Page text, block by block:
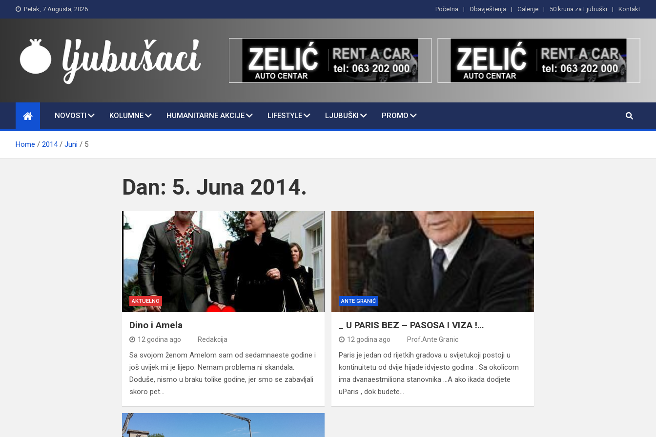
to
Petak, 7 Augusta, 2026 Početna Obavještenja Galerije 50 kruna za Ljubuški Kontakt
Ljubušaci
NOVOSTI KOLUMNE HUMANITARNE AKCIJE LIFESTYLE LJUBUŠKI PROMO
Home 2014 Juni 5
Dan: 5. Juna 2014.
AKTUELNO
Dino i Amela
12 godina ago Redakcija
Sa svojom ženom Amelom sam od sedamnaeste godine i
još uvijek mi je lijepo. Nemam problema ni skandala.
Doduše, nismo u braku tolike godine, jer smo se zabavljali
skoro pet…
ANTE GRANIĆ
_ U PARIS BEZ – PASOSA I VIZA !…
12 godina ago Prof.Ante Granic
Paris je jedan od rijetkih gradova u svijetukoji postoji u
kontinuitetu od dvije hijade idvjesto godina . Sa okolicom
ima dvanaestmiliona stanovnika …A ako ikada dodjete
uParis , dok budete…